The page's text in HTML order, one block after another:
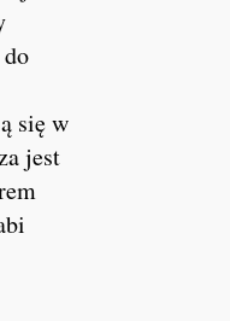
się w
jest